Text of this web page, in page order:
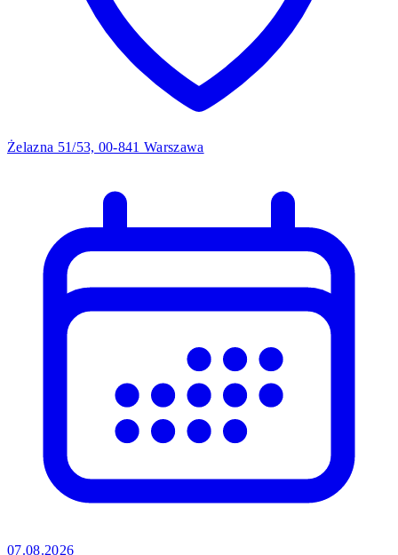
Żelazna 51/53, 00-841 Warszawa
07.08.2026